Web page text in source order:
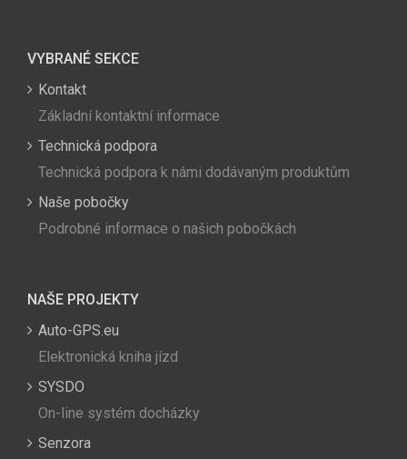
VYBRANÉ SEKCE
Kontakt
Základní kontaktní informace
Technická podpora
Technická podpora k námi dodávaným produktům
Naše pobočky
Podrobné informace o našich pobočkách
NAŠE PROJEKTY
Auto-GPS.eu
Elektronická kniha jízd
SYSDO
On-line systém docházky
Senzora